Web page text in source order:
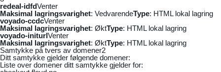
redeal-idfdVenter
Maksimal lagringsvarighet: VedvarendeType: HTML lokal lagring
voyado-ccdcVenter
Maksimal lagringsvarighet: ØktType: HTML lokal lagring
voyado-initurlVenter
Maksimal lagringsvarighet: ØktType: HTML lokal lagring
Samtykke på tvers av domener2
Ditt samtykke gjelder følgende domener:
Liste over domener ditt samtykke gjelder for: